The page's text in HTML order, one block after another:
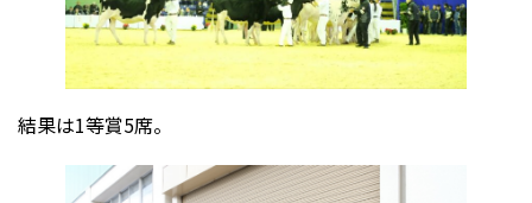
結果は1等賞5席。